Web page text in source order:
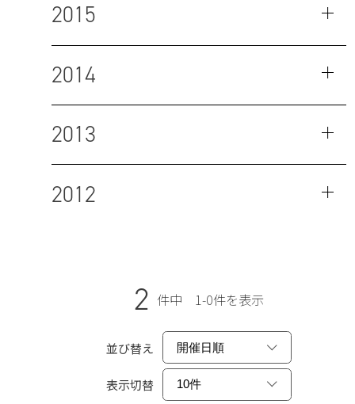
2015
2014
2013
2012
2 件中 1-0件を表示
並び替え
表示切替